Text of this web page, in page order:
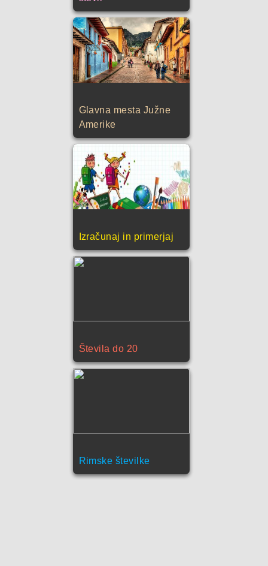
Glavna mesta Južne
Amerike
Izračunaj in primerjaj
Števila do 20
Rimske številke